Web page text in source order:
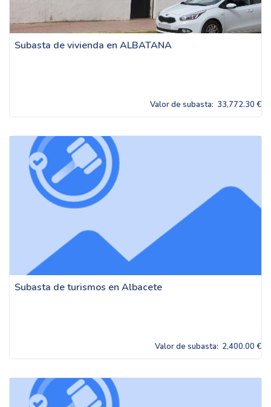
Subasta de vivienda en ALBATANA
Valor de subasta: 33,772.30 €
Subasta de turismos en Albacete
Valor de subasta: 2,400.00 €